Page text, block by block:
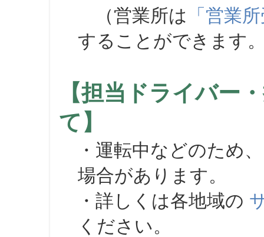
（営業所は 「営業
することができます
【担当ドライバー
て】
・運転中などのため
場合があります。
・詳しくは各地域の
ください。